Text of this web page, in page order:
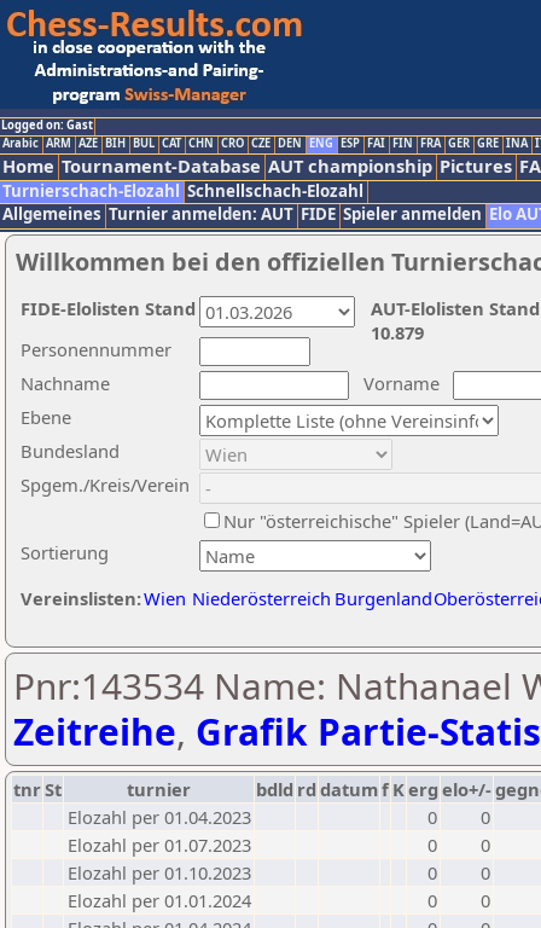
Logged on: Gast
Arabic ARM AZE BIH BUL CAT CHN CRO CZE DEN ENG ESP FAI FIN FRA GER GRE INA
Home Tournament-Database AUT championship Pictures
Turnierschach-Elozahl Schnellschach-Elozahl
Allgemeines Turnier anmelden: AUT FIDE Spieler anmelden Elo
Willkommen bei den offiziellen
Nachname
Vorname
Ebene
Sortierung
Personennummer
Bundesland
Spgem./Kreis/Verein
Nur "österreichische" Spieler
Vereinslisten:Wien Niederösterreich Burgenland
AUT-Elolisten
10.879
FIDE-Elolisten Stand
Pnr:143534 Name: Nathanael
Zeitreihe, Grafik Partie-
tnrSt turnier bdld rd datumf Kerg elo+/-
Elozahl per 01.04.2023
0
0
Elozahl per 01.07.2023
0
0
Elozahl per 01.10.2023
0
0
Elozahl per 01.01.2024
0
0